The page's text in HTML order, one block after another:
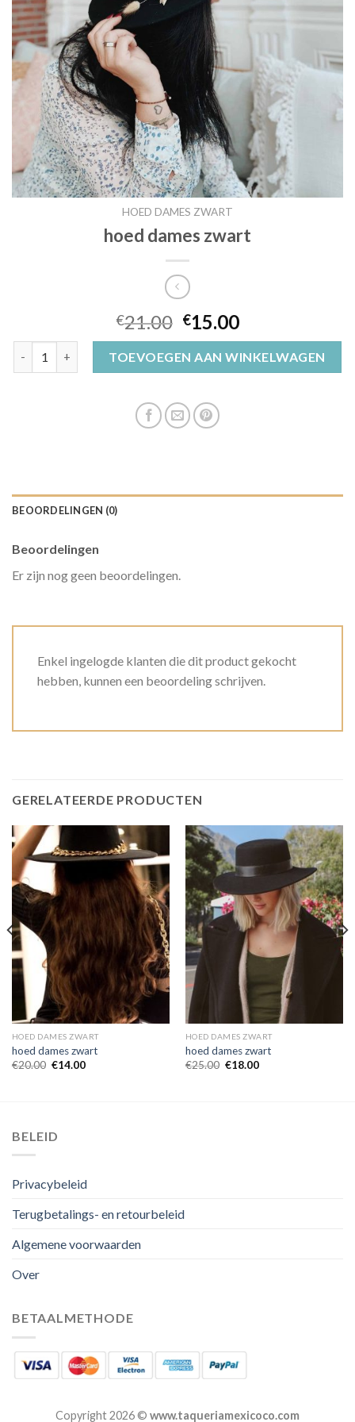
HOED DAMES ZWART
hoed dames zwart
€21.00 €15.00
TOEVOEGEN AAN WINKELWAGEN
BEOORDELINGEN (0)
Beoordelingen
Er zijn nog geen beoordelingen.
Enkel ingelogde klanten die dit product gekocht
hebben, kunnen een beoordeling schrijven.
GERELATEERDE PRODUCTEN
HOED DAMES ZWART
hoed dames zwart
€20.00 €14.00
HOED DAMES ZWART
hoed dames zwart
€25.00 €18.00
BELEID
Privacybeleid
Terugbetalings- en retourbeleid
Algemene voorwaarden
Over
BETAALMETHODE
Copyright 2026 © www.taqueriamexicoco.com